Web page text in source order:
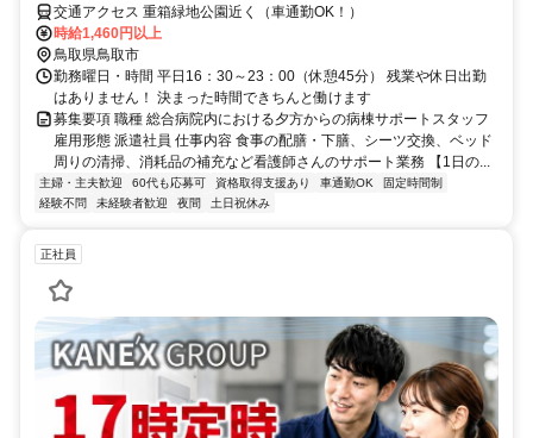
交通アクセス 重箱緑地公園近く（車通勤OK！）
時給1,460円以上
鳥取県鳥取市
勤務曜日・時間 平日16：30～23：00（休憩45分） 残業や休日出勤
はありません！ 決まった時間できちんと働けます
募集要項 職種 総合病院内における夕方からの病棟サポートスタッフ
雇用形態 派遣社員 仕事内容 食事の配膳・下膳、シーツ交換、ベッド
周りの清掃、消耗品の補充など看護師さんのサポート業務 【1日の...
主婦・主夫歓迎 60代も応募可 資格取得支援あり 車通勤OK
固定時間制
経験不問
未経験者歓迎 夜間 土日祝休み
正社員